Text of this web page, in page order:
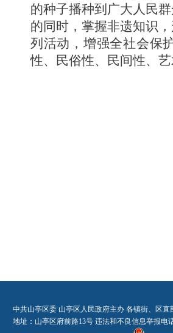
的种子播种到广大人民
的同时，掌握非遗知识
列活动，增强全社会保
性、民俗性、民间性、
中共山亭区委 山亭区人民政府主办 各镇街、区
地址：山亭区府前路13号 违法和不良信息举报电